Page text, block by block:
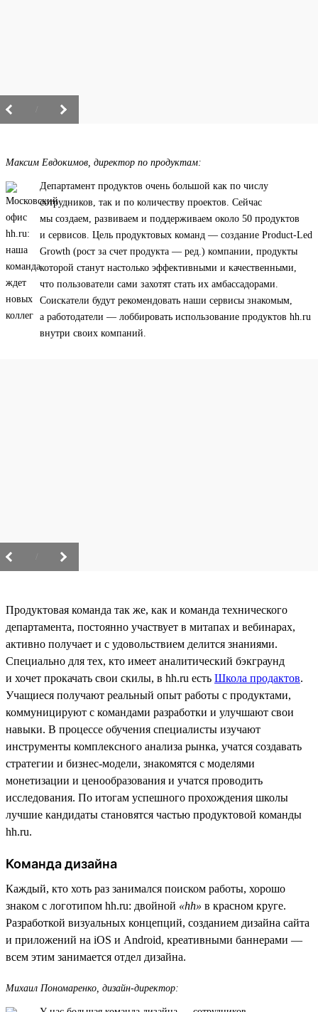
Максим Евдокимов, директор по продуктам:
Департамент продуктов очень большой как по числу
сотрудников, так и по количеству проектов. Сейчас
мы создаем, развиваем и поддерживаем около 50 продуктов
и сервисов. Цель продуктовых команд — создание Product-Led
Growth (рост за счет продукта — ред.) компании, продукты
которой станут настолько эффективными и качественными,
что пользователи сами захотят стать их амбассадорами.
Соискатели будут рекомендовать наши сервисы знакомым,
а работодатели — лоббировать использование продуктов hh.ru
внутри своих компаний.
Продуктовая команда так же, как и команда технического
департамента, постоянно участвует в митапах и вебинарах,
активно получает и с удовольствием делится знаниями.
Специально для тех, кто имеет аналитический бэкграунд
и хочет прокачать свои скилы, в hh.ru есть Школа продактов.
Учащиеся получают реальный опыт работы с продуктами,
коммуницируют с командами разработки и улучшают свои
навыки. В процессе обучения специалисты изучают
инструменты комплексного анализа рынка, учатся создавать
стратегии и бизнес-модели, знакомятся с моделями
монетизации и ценообразования и учатся проводить
исследования. По итогам успешного прохождения школы
лучшие кандидаты становятся частью продуктовой команды
hh.ru.
Команда дизайна
Каждый, кто хоть раз занимался поиском работы, хорошо
знаком с логотипом hh.ru: двойной «hh» в красном круге.
Разработкой визуальных концепций, созданием дизайна сайта
и приложений на iOS и Android, креативными баннерами —
всем этим занимается отдел дизайна.
Михаил Пономаренко, дизайн-директор: